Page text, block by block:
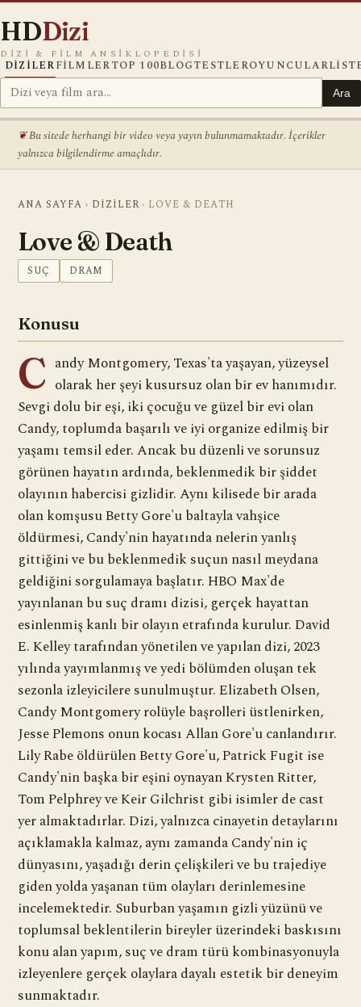
HDDizi
DIZI & FILM ANSIKLOPEDISI
DIZILERFILMLERTOP 100BLOGTESTLEROYUNCULAR
Ara
Bu sitede herhangi bir video veya yayın bulunmamaktadır. İçerikler
yalnızca bilgilendirme amaçlıdır.
ANA SAYFA › DIZILER › LOVE & DEATH
Love & Death
SUÇ DRAM
Konusu
C andy Montgomery, Texas'ta yaşayan, yüzeysel
olarak her şeyi kusursuz olan bir ev hanımıdır.
Sevgi dolu bir eşi, iki çocuğu ve güzel bir evi olan
Candy, toplumda başarılı ve iyi organize edilmiş bir
yaşamı temsil eder. Ancak bu düzenli ve sorunsuz
görünen hayatın ardında, beklenmedik bir şiddet
olayının habercisi gizlidir. Aynı kilisede bir arada
olan komşusu Betty Gore'u baltayla vahşice
öldürmesi, Candy'nin hayatında nelerin yanlış
gittiğini ve bu beklenmedik suçun nasıl meydana
geldiğini sorgulamaya başlatır. HBO Max'de
yayınlanan bu suç dramı dizisi, gerçek hayattan
esinlenmiş kanlı bir olayın etrafında kurulur. David
E. Kelley tarafından yönetilen ve yapılan dizi, 2023
yılında yayımlanmış ve yedi bölümden oluşan tek
sezonla izleyicilere sunulmuştur. Elizabeth Olsen,
Candy Montgomery rolüyle başrolleri üstlenirken,
Jesse Plemons onun kocası Allan Gore'u canlandırır.
Lily Rabe öldürülen Betty Gore'u, Patrick Fugit ise
Candy'nin başka bir eşini oynayan Krysten Ritter,
Tom Pelphrey ve Keir Gilchrist gibi isimler de cast
yer almaktadırlar. Dizi, yalnızca cinayetin detaylarını
açıklamakla kalmaz, aynı zamanda Candy'nin iç
dünyasını, yaşadığı derin çelişkileri ve bu trajediye
giden yolda yaşanan tüm olayları derinlemesine
incelemektedir. Suburban yaşamın gizli yüzünü ve
toplumsal beklentilerin bireyler üzerindeki baskısını
konu alan yapım, suç ve dram türü kombinasyonuyla
izleyenlere gerçek olaylara dayalı estetik bir deneyim
sunmaktadır.